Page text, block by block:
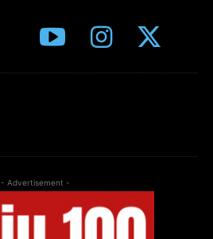
- Advertisement -